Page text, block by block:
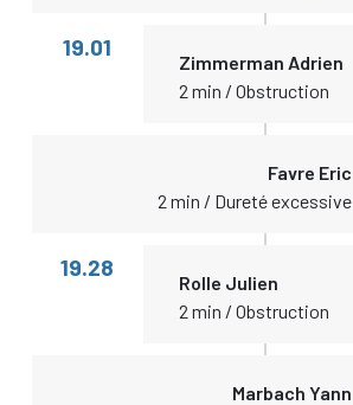
19.01
Zimmerman Adrien
2 min / Obstruction
Favre Eric
2 min / Dureté excessive
19.28
Rolle Julien
2 min / Obstruction
Marbach Yann